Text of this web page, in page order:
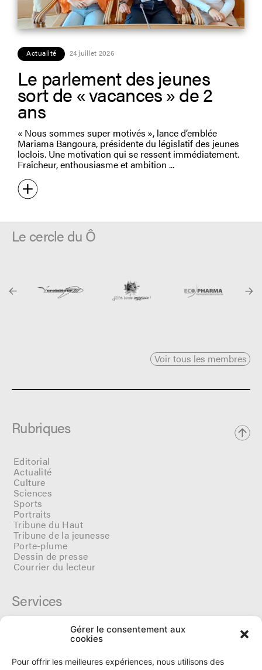
Gérer le consentement aux
cookies
Pour offrir les meilleures expériences, nous utilisons des
Actualité 24 juillet 2026
Le parlement des jeunes
sort de « vacances » de 2
ans
« Nous sommes super motivés », lance d’emblée
Mariama Bangoura, présidente du législatif des jeunes
loclois. Une motivation qui se ressent immédiatement.
Fraîcheur, enthousiasme et ambition
Le cercle du Ô
Voir tous les membres
Rubriques
Editorial
Actualité
Culture
Sciences
Sports
Portraits
Tribune du Haut
Tribune de la jeunesse
Porte-plume
Dessin de presse
Courrier du lecteur
Services
Archives
Tarifs et dates de parutions